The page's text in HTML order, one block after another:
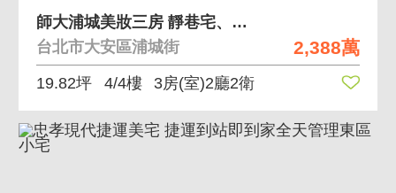
2,388萬
師大浦城美妝三房 靜巷宅、屋況漂亮可直接入住
台北市大安區浦城街
19.82坪 4/4樓 3房(室)2廳2衛